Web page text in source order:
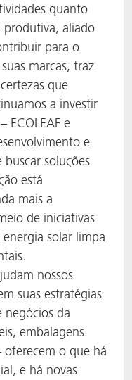
quanto
produtiva, aliado
para o
marcas, traz
que
a investir
ECOLEAF e
e
soluções
está
mais a
de iniciativas
solar limpa
nossos
suas estratégias
negócios da
embalagens
oferecem o que há
e há novas